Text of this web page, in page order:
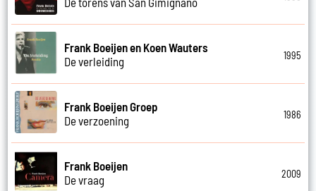
Frank Boeijen en Koen Wauters
De verleiding
1995
Frank Boeijen Groep
De verzoening
1986
Frank Boeijen
De vraag
2009